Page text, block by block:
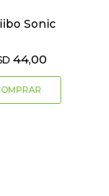
Sonic
44,00